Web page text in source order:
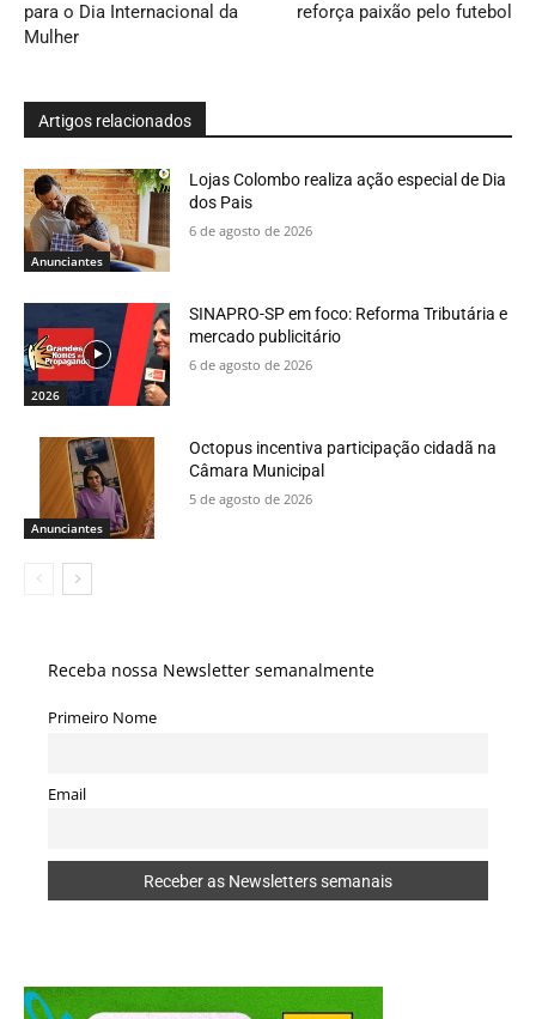
para o Dia Internacional da
Mulher
reforça paixão pelo futebol
Artigos relacionados
Anunciantes
Lojas Colombo realiza ação especial de Dia
dos Pais
6 de agosto de 2026
2026
SINAPRO-SP em foco: Reforma Tributária e
mercado publicitário
6 de agosto de 2026
Anunciantes
Octopus incentiva participação cidadã na
Câmara Municipal
5 de agosto de 2026
Receba nossa Newsletter semanalmente
Primeiro Nome
Email